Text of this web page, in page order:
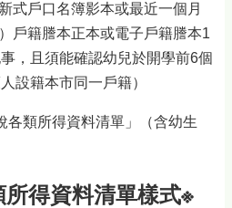
式戶口名簿影本或最近一個月
戶籍謄本正本或電子戶籍謄本1
，且須能確認幼兒於開學前6個
設籍本市同一戶籍）
各類所得資料清單」（含幼生
得資料清單樣式※